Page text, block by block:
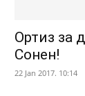
Ортиз за
Сонен!
22 Jan 2017. 10:14